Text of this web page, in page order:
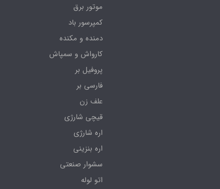
موتور برق
کمپرسور باد
دمنده و مکنده
کارواش و سمپاش
پروفیل بر
فارسی بر
علف زن
قیچی شارژی
اره شارژی
اره بنزینی
سشوار صنعتی
اتو لوله